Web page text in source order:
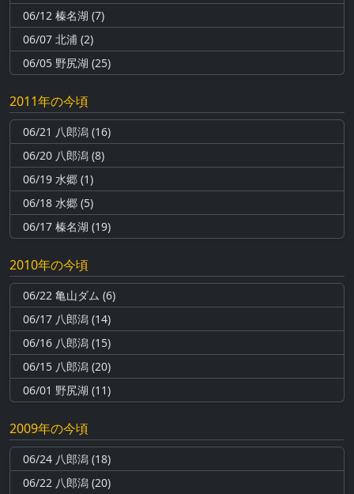
06/12 榛名湖 (7)
06/07 北浦 (2)
06/05 野尻湖 (25)
2011年の今頃
06/21 八郎潟 (16)
06/20 八郎潟 (8)
06/19 水郷 (1)
06/18 水郷 (5)
06/17 榛名湖 (19)
2010年の今頃
06/22 亀山ダム (6)
06/17 八郎潟 (14)
06/16 八郎潟 (15)
06/15 八郎潟 (20)
06/01 野尻湖 (11)
2009年の今頃
06/24 八郎潟 (18)
06/22 八郎潟 (20)